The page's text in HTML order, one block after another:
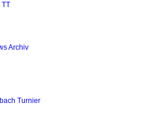
Archiv
Turnier